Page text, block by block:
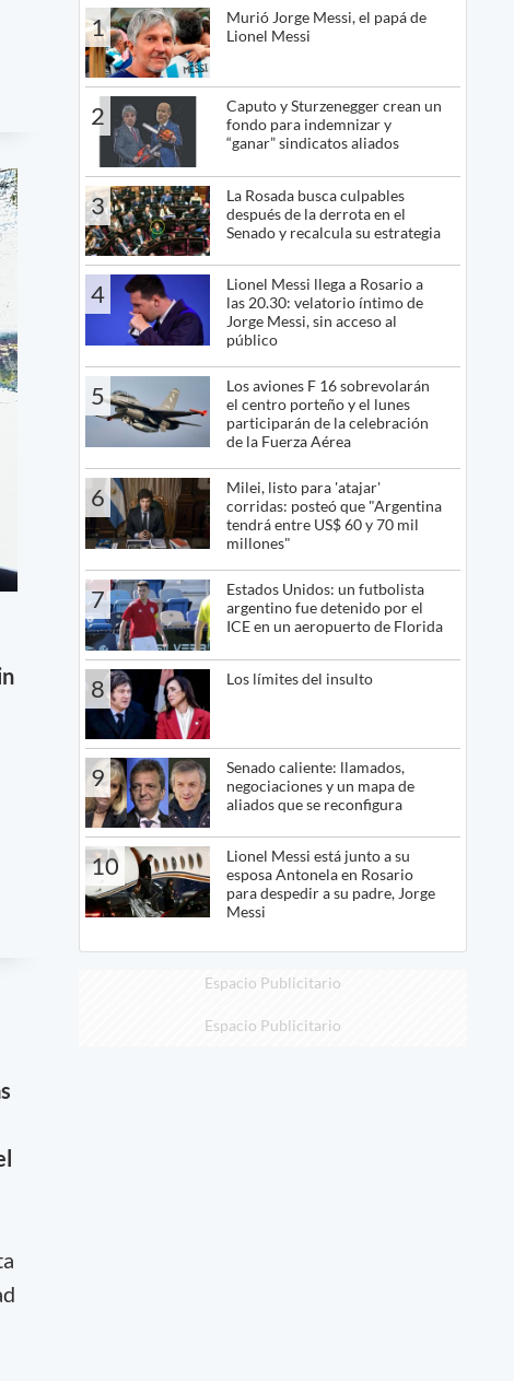
1
Murió Jorge Messi, el papá de
Lionel Messi
2
Caputo y Sturzenegger crean un
fondo para indemnizar y
“ganar” sindicatos aliados
3
La Rosada busca culpables
después de la derrota en el
Senado y recalcula su estrategia
4
Lionel Messi llega a Rosario a
las 20.30: velatorio íntimo de
Jorge Messi, sin acceso al
público
5
Los aviones F 16 sobrevolarán
el centro porteño y el lunes
participarán de la celebración
de la Fuerza Aérea
6
Milei, listo para 'atajar'
corridas: posteó que "Argentina
tendrá entre US$ 60 y 70 mil
millones"
7
Estados Unidos: un futbolista
argentino fue detenido por el
ICE en un aeropuerto de Florida
8 Los límites del insulto
9
Senado caliente: llamados,
negociaciones y un mapa de
aliados que se reconfigura
10
Lionel Messi está junto a su
esposa Antonela en Rosario
para despedir a su padre, Jorge
Messi
Espacio Publicitario
Espacio Publicitario